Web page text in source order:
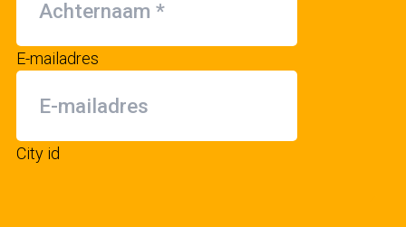
E-mailadres
City id